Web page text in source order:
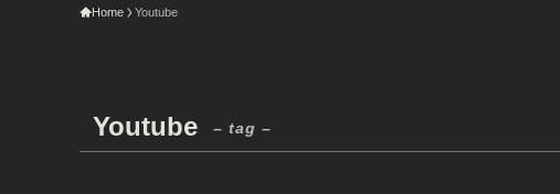
Home Youtube
Youtube – tag –